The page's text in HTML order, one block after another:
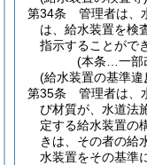
第34条
管理者は、
は、給水装置を検
指示することがで
(本条…一部
(給水装置の基準
第35条
管理者は、
び材質が、水道法
定する給水装置の
きは、その者の給
水装置をその基準